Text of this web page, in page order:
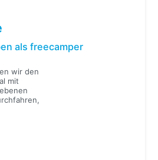
als freecamper
wir den
mit